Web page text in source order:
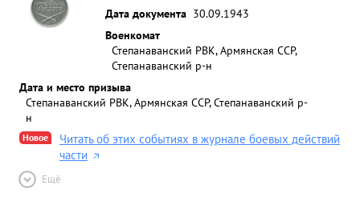
Дата документа 30.09.1943
Военкомат
Степанаванский РВК, Армянская ССР,
Степанаванский р-н
Дата и место призыва
Степанаванский РВК, Армянская ССР, Степанаванский р-
н
Новое
Читать об этих событиях в журнале боевых действий
части
Ещё